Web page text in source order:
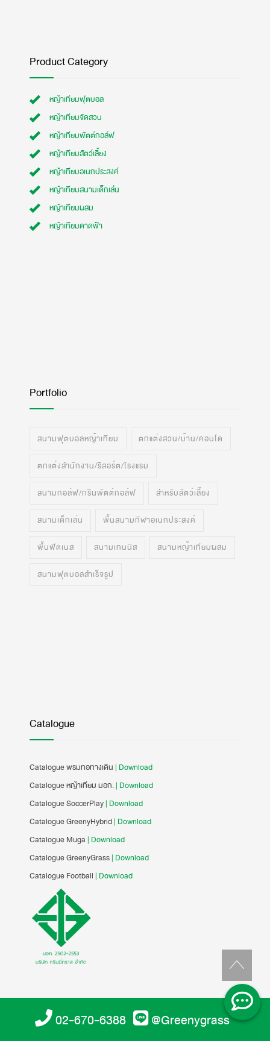
02-670-6388 @Greenygrass
Product Category
หญ้าเทียมฟุตบอล
หญ้าเทียมจัดสวน
หญ้าเทียมพัตต์กอล์ฟ
หญ้าเทียมสัตว์เลี้ยง
หญ้าเทียมอเนกประสงค์
หญ้าเทียมสนามเด็กเล่น
หญ้าเทียมผสม
หญ้าเทียมดาดฟ้า
Portfolio
สนามฟุตบอลหญ้าเทียม ตกแต่งสวน/บ้าน/คอนโด
ตกแต่งสำนักงาน/รีสอร์ต/โรงแรม
สนามกอล์ฟ/กรีนพัตต์กอล์ฟ สำหรับสัตว์เลี้ยง
สนามเด็กเล่น พื้นสนามกีฬาอเนกประสงค์
พื้นฟิตเนส สนามเทนนิส สนามหญ้าเทียมผสม
สนามฟุตบอลสำเร็จรูป
Catalogue
Catalogue พรมทอทางเดิน | Download
Catalogue หญ้าเทียม มอก.| Download
Catalogue SoccerPlay| Download
Catalogue GreenyHybrid| Download
Catalogue Muga | Download
Catalogue GreenyGrass| Download
Catalogue Football | Download